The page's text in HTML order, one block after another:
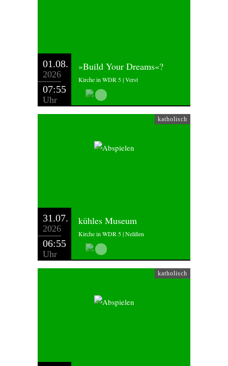
01.08.
2026
07:55
Uhr
»Build Your Dreams«?
Kirche in WDR 5 | Verst
katholisch
31.07.
2026
06:55
Uhr
kühles Museum
Kirche in WDR 5 | Nelißen
katholisch